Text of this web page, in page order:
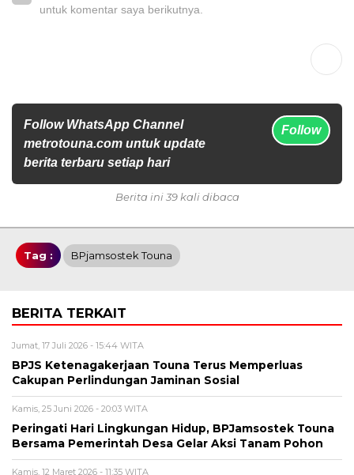
untuk komentar saya berikutnya.
Follow WhatsApp Channel
metrotouna.com untuk update
berita terbaru setiap hari
Follow
Berita ini 39 kali dibaca
Tag : BPjamsostek Touna
BERITA TERKAIT
Jumat, 17 Juli 2026 - 15:44 WITA
BPJS Ketenagakerjaan Touna Terus Memperluas
Cakupan Perlindungan Jaminan Sosial
Kamis, 25 Juni 2026 - 20:03 WITA
Peringati Hari Lingkungan Hidup, BPJamsostek Touna
Bersama Pemerintah Desa Gelar Aksi Tanam Pohon
Kamis, 12 Maret 2026 - 11:35 WITA